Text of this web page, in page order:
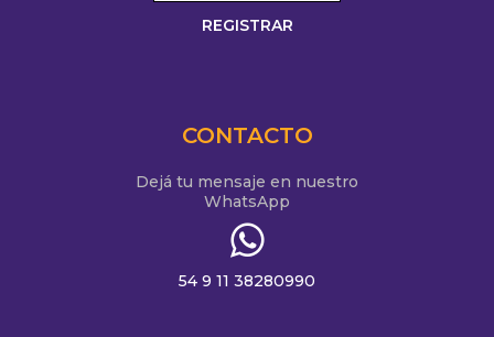
CONTACTO
Dejá tu mensaje en nuestro
WhatsApp
54 9 11 38280990